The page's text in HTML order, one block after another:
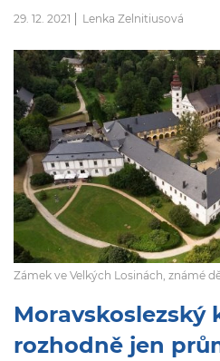
29. 12. 2021 Lenka Zelnitiusová
Zámek ve Velkých Losinách, známé
Moravskoslezský
rozhodně jen